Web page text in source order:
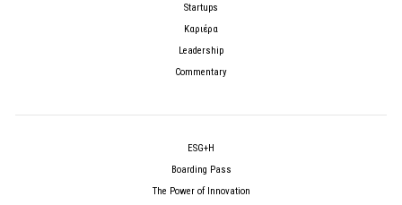
Startups
Καριέρα
Leadership
Commentary
ESG+H
Boarding Pass
The Power of Innovation